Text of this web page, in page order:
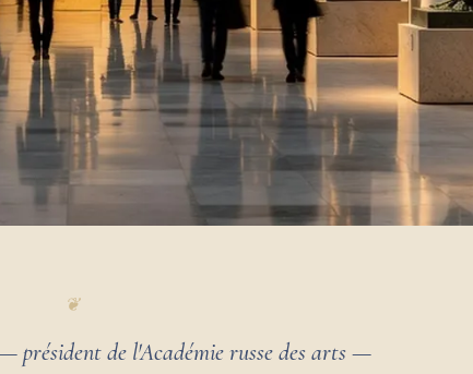
président de l'Académie russe des arts —